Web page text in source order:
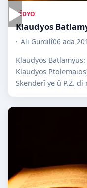
▶VÎDYO
Klaudyos
Ali Gurdilî06 ada
Klaudyos
Klaudyos
Skenderî ye û P.Z. di